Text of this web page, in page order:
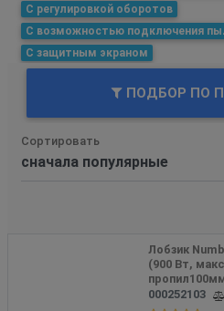
С регулировкой оборотов
С возможностью подключения
С защитным экраном
ПОДБОР ПО
Сортировать
Лобзик
(900 Вт, макc.
000252103